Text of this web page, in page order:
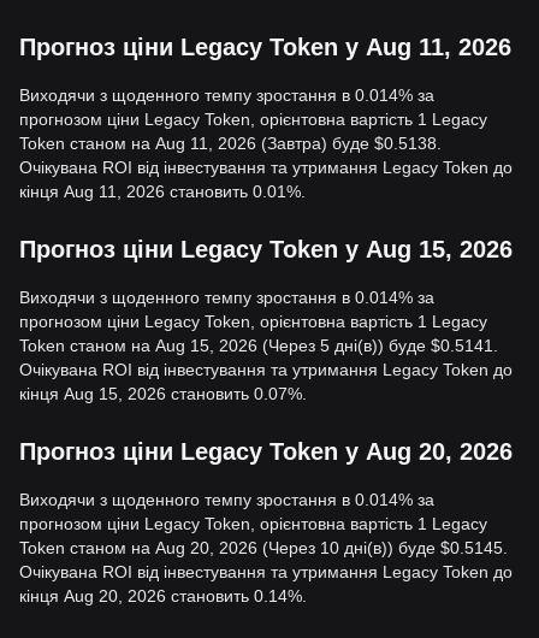
Прогноз ціни Legacy Token у Aug 11, 2026
Виходячи з щоденного темпу зростання в 0.014% за
прогнозом ціни Legacy Token, орієнтовна вартість 1 Legacy
Token станом на Aug 11, 2026 (Завтра) буде $0.5138.
Очікувана ROI від інвестування та утримання Legacy Token до
кінця Aug 11, 2026 становить 0.01%.
Прогноз ціни Legacy Token у Aug 15, 2026
Виходячи з щоденного темпу зростання в 0.014% за
прогнозом ціни Legacy Token, орієнтовна вартість 1 Legacy
Token станом на Aug 15, 2026 (Через 5 дні(в)) буде $0.5141.
Очікувана ROI від інвестування та утримання Legacy Token до
кінця Aug 15, 2026 становить 0.07%.
Прогноз ціни Legacy Token у Aug 20, 2026
Виходячи з щоденного темпу зростання в 0.014% за
прогнозом ціни Legacy Token, орієнтовна вартість 1 Legacy
Token станом на Aug 20, 2026 (Через 10 дні(в)) буде $0.5145.
Очікувана ROI від інвестування та утримання Legacy Token до
кінця Aug 20, 2026 становить 0.14%.